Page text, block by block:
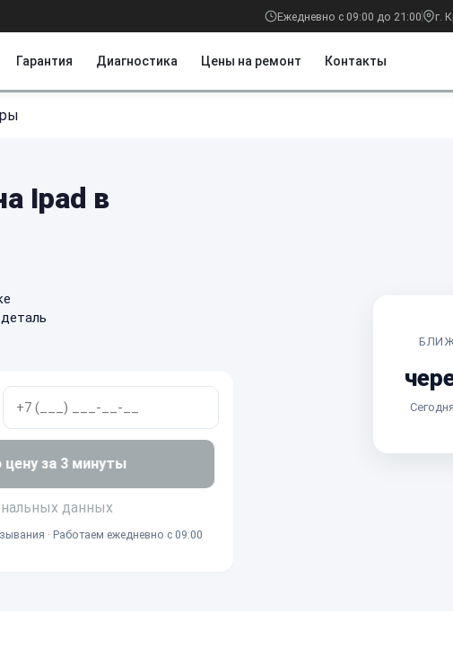
Ежедневно с 09:00 до 21:00 г.
Гарантия Диагностика Цены на ремонт Контакты
Ipad в
цену за 3 минуты
данных
· Работаем ежедневно с 09:00